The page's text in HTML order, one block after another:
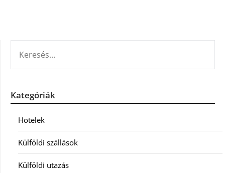
Kategóriák
Hotelek
Külföldi szállások
Külföldi utazás